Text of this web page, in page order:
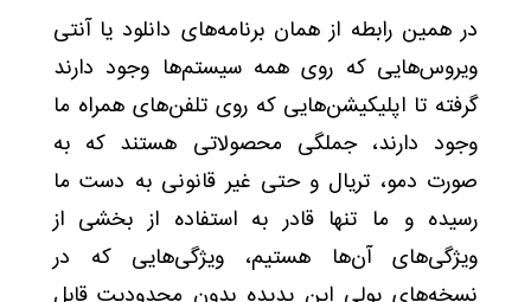
در همین رابطه از همان برنامه‌های دانلود یا آنتی
ویروس‌هایی که روی همه سیستم‌ها وجود دارند
گرفته تا اپلیکیشن‌هایی که روی تلفن‌های همراه ما
وجود دارند، جملگی محصولاتی هستند که به
صورت دمو، تریال و حتی غیر قانونی به دست ما
رسیده و ما تنها قادر به استفاده از بخشی از
ویژگی‌های آن‌ها هستیم، ویژگی‌هایی که در